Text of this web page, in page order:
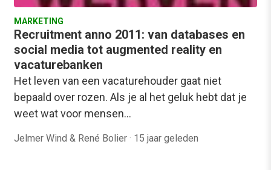
MARKETING
Recruitment anno 2011: van databases en
social media tot augmented reality en
vacaturebanken
Het leven van een vacaturehouder gaat niet
bepaald over rozen. Als je al het geluk hebt dat je
weet wat voor mensen…
Jelmer Wind & René Bolier · 15 jaar geleden